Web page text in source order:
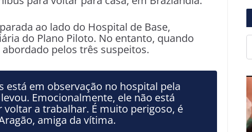
ao lado do Hospital de Base,
do Plano Piloto. No entanto, quando
pelos três suspeitos.
está em observação no hospital pela
Emocionalmente, ele não está
a trabalhar. É muito perigoso, é
amiga da vítima.